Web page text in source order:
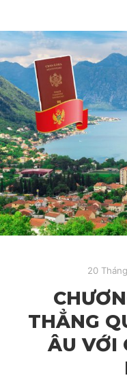
20
THẲNG
ÂU VỚI